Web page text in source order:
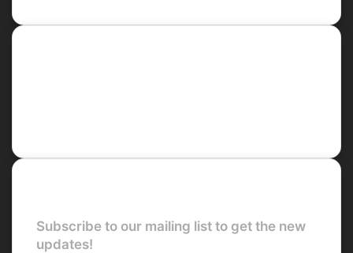
Subscribe to our mailing list to get the new
updates!